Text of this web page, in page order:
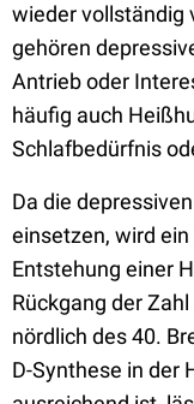
wieder vollständig
gehören
Antrieb oder
häufig auch
Schlafbedürfnis
Da die
einsetzen, wird
Entstehung einer
Rückgang der
nördlich des 40.
D-Synthese in der